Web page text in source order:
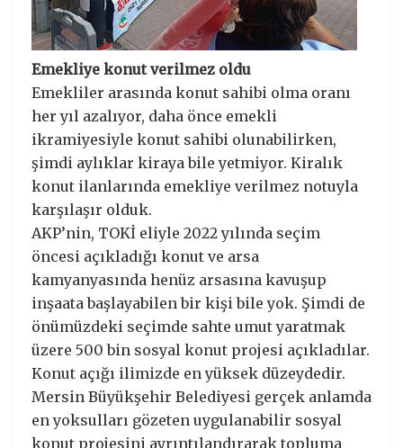
Emekliye konut verilmez oldu
Emekliler arasında konut sahibi olma oranı
her yıl azalıyor, daha önce emekli
ikramiyesiyle konut sahibi olunabilirken,
şimdi aylıklar kiraya bile yetmiyor. Kiralık
konut ilanlarında emekliye verilmez notuyla
karşılaşır olduk.
AKP’nin, TOKİ eliyle 2022 yılında seçim
öncesi açıkladığı konut ve arsa
kamyanyasında henüz arsasına kavuşup
inşaata başlayabilen bir kişi bile yok. Şimdi de
önümüzdeki seçimde sahte umut yaratmak
üzere 500 bin sosyal konut projesi açıkladılar.
Konut açığı ilimizde en yüksek düzeydedir.
Mersin Büyükşehir Belediyesi gerçek anlamda
en yoksulları gözeten uygulanabilir sosyal
konut projesini ayrıntılandırarak topluma